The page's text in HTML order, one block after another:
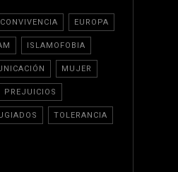
CONVIVENCIA EUROPA
ISLAMOFOBIA
MUJER
PREJUICIOS
TOLERANCIA